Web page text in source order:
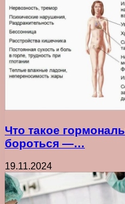
Что такое
бороться —…
19.11.2024